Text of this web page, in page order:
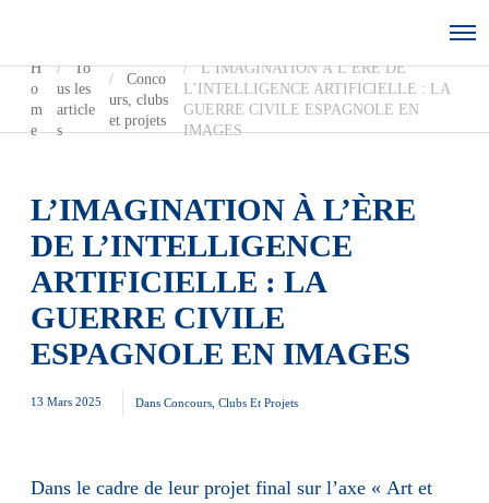
H
o
m
e
To
us les
article
s
Conco
urs, clubs
et projets
L’IMAGINATION À L’ÈRE DE
L’INTELLIGENCE ARTIFICIELLE : LA
GUERRE CIVILE ESPAGNOLE EN
IMAGES
L’IMAGINATION À L’ÈRE
DE L’INTELLIGENCE
ARTIFICIELLE : LA
GUERRE CIVILE
ESPAGNOLE EN IMAGES
13 Mars 2025 Dans Concours, Clubs Et Projets
Dans le cadre de leur projet final sur l’axe « Art et